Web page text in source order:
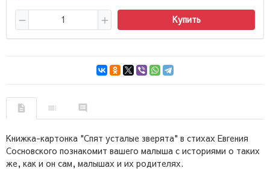
Купить
Книжка-картонка "Спят усталые зверята" в стихах Евгения
Сосновского познакомит вашего малыша с историями о таких
же, как и он сам, малышах и их родителях.